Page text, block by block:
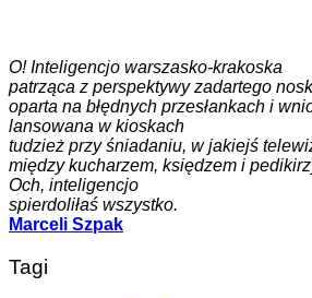
O! Inteligencjo warszasko-krakoska
patrząca z perspektywy zadartego
oparta na błędnych przesłankach i
lansowana w kioskach
tudzież przy śniadaniu, w jakiejś
między kucharzem, księdzem i
Och, inteligencjo
spierdoliłaś wszystko.
Marceli Szpak
Tagi